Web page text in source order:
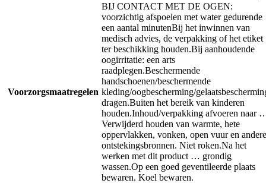
Voorzorgsmaatregelen
BIJ CONTACT MET DE OGEN:
voorzichtig afspoelen met water gedurende
een aantal minutenBij het inwinnen van
medisch advies, de verpakking of het etiket
ter beschikking houden.Bij aanhoudende
oogirritatie: een arts
raadplegen.Beschermende
handschoenen/beschermende
kleding/oogbescherming/
dragen.Buiten het bereik van kinderen
houden.Inhoud/verpakking afvoeren naar
Verwijderd houden van warmte, hete
oppervlakken, vonken, open vuur en andere
ontstekingsbronnen. Niet roken.Na het
werken met dit product … grondig
wassen.Op een goed geventileerde plaats
bewaren. Koel bewaren.